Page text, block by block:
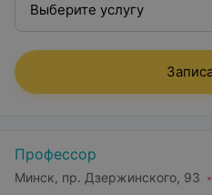
Выберите услугу
Профессор
Минск, пр. Дзержинского, 93